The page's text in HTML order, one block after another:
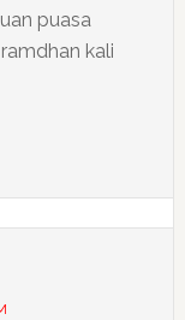
puasa
kali